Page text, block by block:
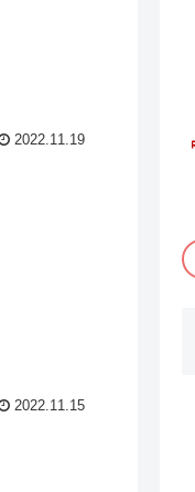
2022.11.19
2022.11.15